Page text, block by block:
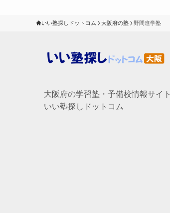
いい塾探しドットコム 大阪府の塾 野間進学塾
大阪府の学習塾・予備校情報サイト
いい塾探しドットコム